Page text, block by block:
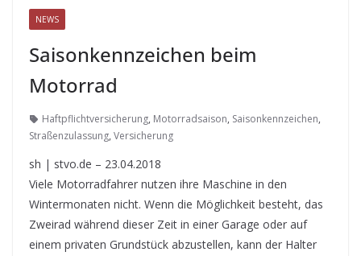
NEWS
Saisonkennzeichen beim
Motorrad
Haftpflichtversicherung, Motorradsaison, Saisonkennzeichen,
Straßenzulassung, Versicherung
sh | stvo.de – 23.04.2018
Viele Motorradfahrer nutzen ihre Maschine in den
Wintermonaten nicht. Wenn die Möglichkeit besteht, das
Zweirad während dieser Zeit in einer Garage oder auf
einem privaten Grundstück abzustellen, kann der Halter